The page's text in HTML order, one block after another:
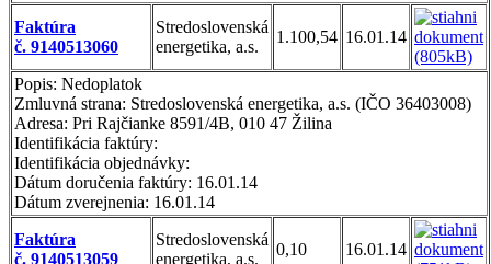
Faktúra
č. 9140513060
Stredoslovenská
energetika, a.s.
1.100,54 16.01.14
Popis: Nedoplatok
Zmluvná strana: Stredoslovenská energetika, a.s. (IČO 36403008)
Adresa: Pri Rajčianke 8591/4B, 010 47 Žilina
Identifikácia faktúry:
Identifikácia objednávky:
Dátum doručenia faktúry: 16.01.14
Dátum zverejnenia: 16.01.14
Faktúra
č. 9140513059
Stredoslovenská
energetika, a.s.
0,10 16.01.14